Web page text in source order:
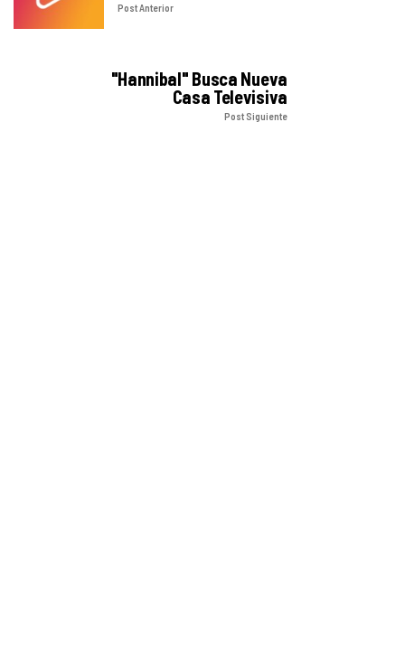
Post Anterior
"Hannibal" Busca Nueva
Casa Televisiva
Post Siguiente